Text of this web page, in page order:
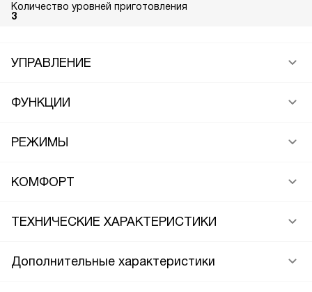
Количество уровней приготовления
3
УПРАВЛЕНИЕ
ФУНКЦИИ
РЕЖИМЫ
КОМФОРТ
ТЕХНИЧЕСКИЕ ХАРАКТЕРИСТИКИ
Дополнительные характеристики